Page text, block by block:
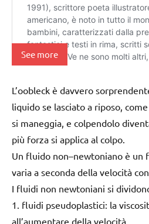
See more
L’oobleck è davvero
liquido se lasciato a riposo,
si maneggia, e colpendolo
più forza si applica al colpo.
Un fluido non–newtoniano è un
varia a seconda della velocità
I fluidi non newtoniani si
1. fluidi pseudoplastici: la
all’aumentare della velocità